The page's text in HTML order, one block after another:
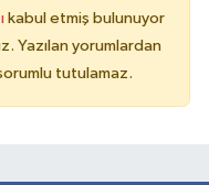
kabul etmiş bulunuyor
Yazılan yorumlardan
tutulamaz.